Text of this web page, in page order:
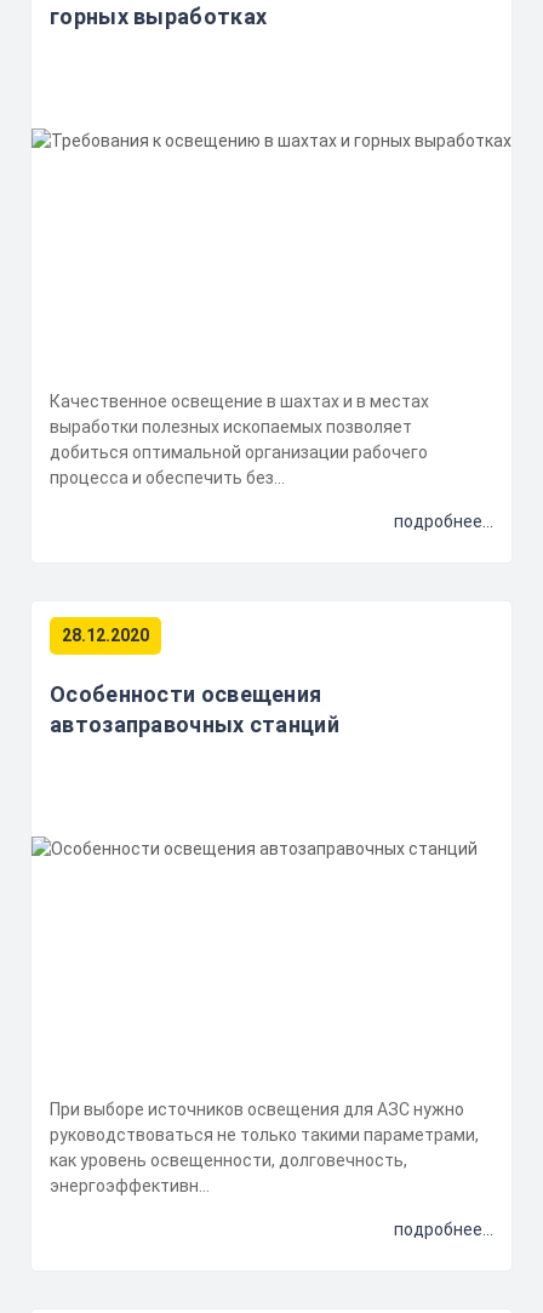
горных выработках
Качественное освещение в шахтах и в местах
выработки полезных ископаемых позволяет
добиться оптимальной организации рабочего
процесса и обеспечить без...
подробнее...
28.12.2020
Особенности освещения
автозаправочных станций
При выборе источников освещения для АЗС нужно
руководствоваться не только такими параметрами,
как уровень освещенности, долговечность,
энергоэффективн...
подробнее...